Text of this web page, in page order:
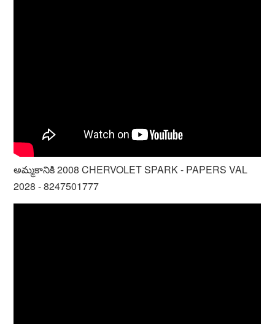
అమ్మకానికి 2008 CHERVOLET SPARK - PAPERS VAL
2028 - 8247501777